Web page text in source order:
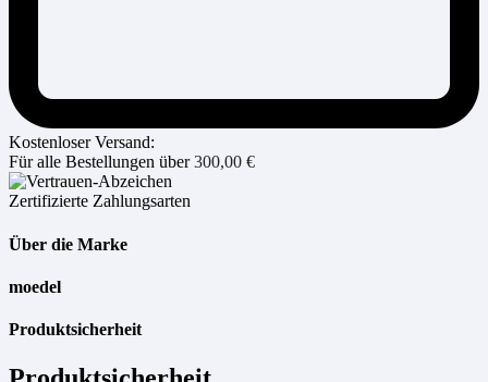
Kostenloser Versand:
Für alle Bestellungen über300,00 €
Zertifizierte Zahlungsarten
Über die Marke
moedel
Produktsicherheit